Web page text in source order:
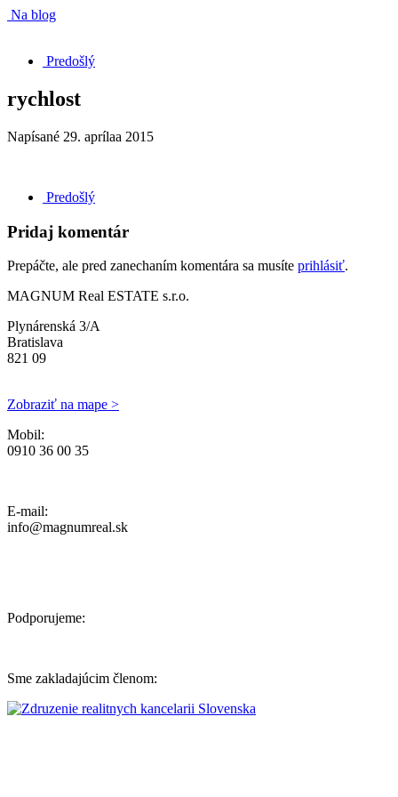
Na blog
Predošlý
rychlost
Napísané 29. aprílaa 2015
Predošlý
Pridaj komentár
Prepáčte, ale pred zanechaním komentára sa musíte prihlásiť.
MAGNUM Real ESTATE s.r.o.
Plynárenská 3/A
Bratislava
821 09
Zobraziť na mape >
Mobil:
0910 36 00 35
E-mail:
info@magnumreal.sk
Podporujeme:
Sme zakladajúcim členom: